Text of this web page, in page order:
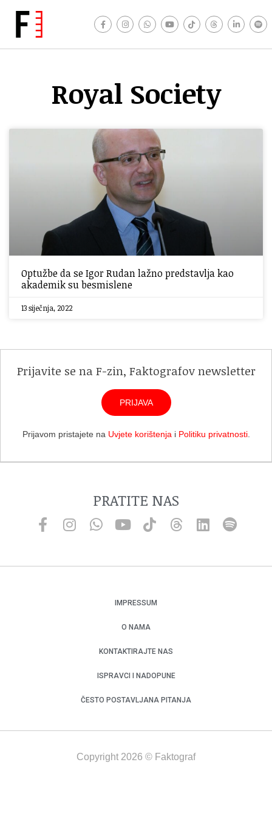
Royal Society
Optužbe da se Igor Rudan lažno predstavlja kao
akademik su besmislene
13 siječnja, 2022
Prijavite se na F-zin, Faktografov newsletter
PRIJAVA
Prijavom pristajete na Uvjete korištenja i Politiku privatnosti.
PRATITE NAS
IMPRESSUM
O NAMA
KONTAKTIRAJTE NAS
ISPRAVCI I NADOPUNE
ČESTO POSTAVLJANA PITANJA
Copyright 2026 © Faktograf